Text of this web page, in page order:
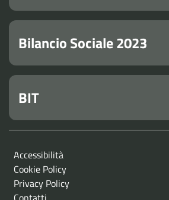
Bilancio Sociale 2023
BIT
Accessibilità
Cookie Policy
Privacy Policy